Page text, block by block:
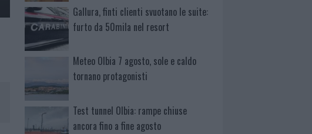
Gallura, finti clienti svuotano le suite:
furto da 50mila nel resort
Meteo Olbia 7 agosto, sole e caldo
tornano protagonisti
Test tunnel Olbia: rampe chiuse
ancora fino a fine agosto